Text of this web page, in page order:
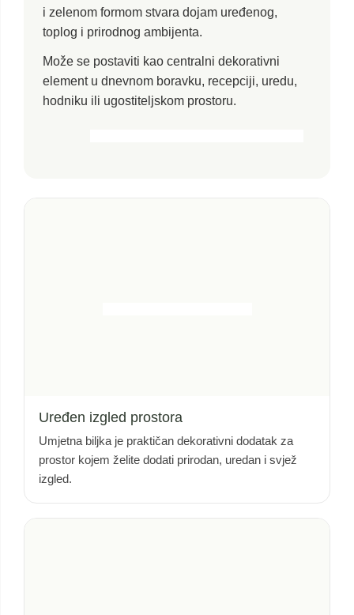
i zelenom formom stvara dojam uređenog,
toplog i prirodnog ambijenta.
Može se postaviti kao centralni dekorativni
element u dnevnom boravku, recepciji, uredu,
hodniku ili ugostiteljskom prostoru.
Uređen izgled prostora
Umjetna biljka je praktičan dekorativni dodatak za
prostor kojem želite dodati prirodan, uredan i svjež
izgled.